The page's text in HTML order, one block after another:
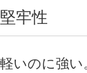
堅牢性
軽いのに強い